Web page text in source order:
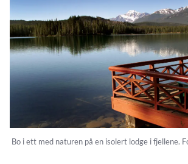
Bo i ett med naturen på en isolert lodge i fjellene.